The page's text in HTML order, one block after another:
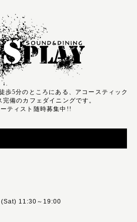
歩5分のところにある、アコースティック
備のカフェダイニングです。
ティスト随時募集中!!
11:30～19:00